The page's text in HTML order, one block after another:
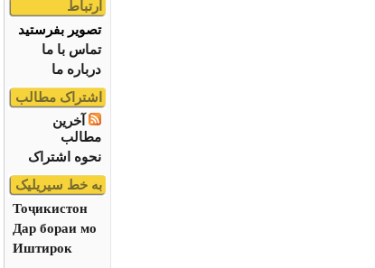
ارتباط
تصویر بفرستید
تماس با ما
درباره ما
اشتراک مطالب
آخرین
مطالب
نحوه اشتراک
به خط سیریلیک
Тоҷикистон
Дар бораи мо
Иштирок